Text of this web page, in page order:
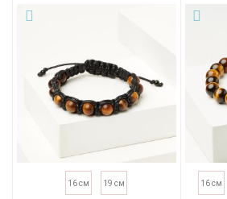
16 см 19 см 16 см